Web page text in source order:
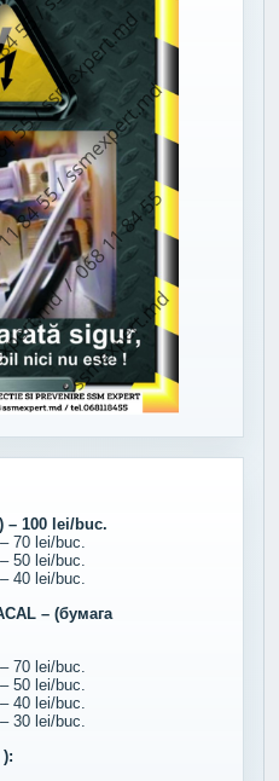
– 100 lei/buc.
70 lei/buc.
50 lei/buc.
40 lei/buc.
– (бумага
70 lei/buc.
50 lei/buc.
40 lei/buc.
30 lei/buc.